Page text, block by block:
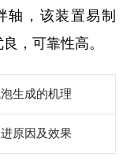
轴，该装置易制
，可靠性高。
生成的机理
原因及效果